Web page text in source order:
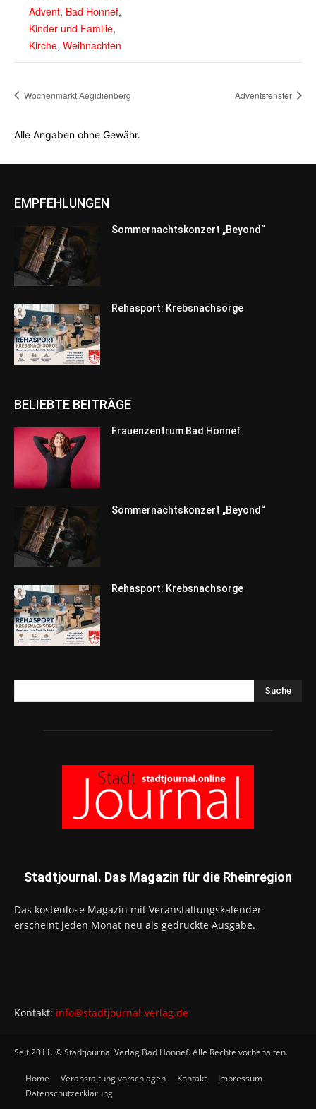
Advent, Bad Honnef,
Kinder und Familie,
Kirche, Weihnachten
Wochenmarkt Aegidienberg Adventsfenster
Alle Angaben ohne Gewähr.
EMPFEHLUNGEN
Sommernachtskonzert „Beyond“
Rehasport: Krebsnachsorge
BELIEBTE BEITRÄGE
Frauenzentrum Bad Honnef
Sommernachtskonzert „Beyond“
Rehasport: Krebsnachsorge
Suche
Stadtjournal. Das Magazin für die Rheinregion
Das kostenlose Magazin mit Veranstaltungskalender
erscheint jeden Monat neu als gedruckte Ausgabe.
Kontakt: info@stadtjournal-verlag.de
Seit 2011. © Stadtjournal Verlag Bad Honnef. Alle Rechte vorbehalten.
Home Veranstaltung vorschlagen Kontakt
Impressum
Datenschutzerklärung